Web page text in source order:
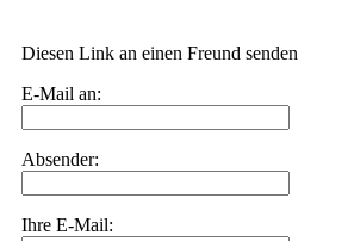
Diesen Link an einen Freund senden
E-Mail an:
Absender:
Ihre E-Mail: